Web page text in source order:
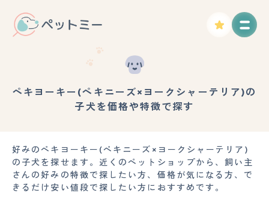
ペキヨーキー(ペキニーズ×ヨークシャーテリア)の
子犬を価格や特徴で探す
好みのペキヨーキー(ペキニーズ×ヨークシャーテリア)
の子犬を探せます。近くのペットショップから、飼い主
さんの好みの特徴で探したい方、価格が気になる方、で
きるだけ安い値段で探したい方におすすめです。